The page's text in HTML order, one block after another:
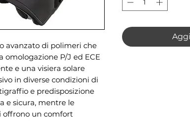
avanzato di polimeri che
P/J ed ECE
e una visiera solare
in diverse condizioni di
e predisposizione
e sicura, mentre le
un comfort